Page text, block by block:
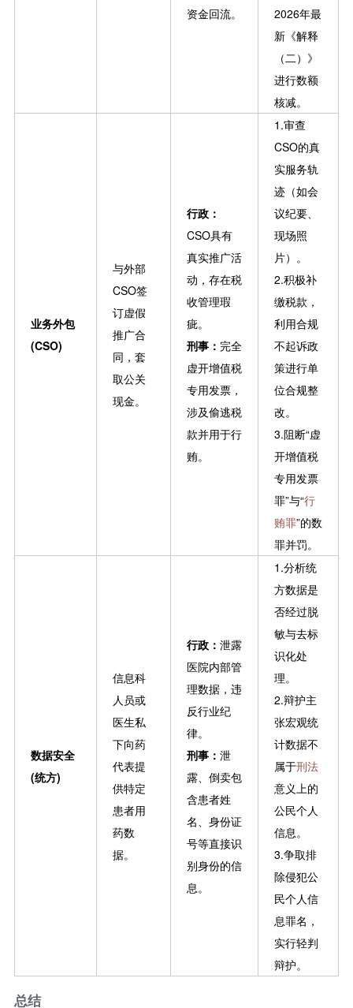
资金回流。
2026年最
新《解释
（二）》
进行数额
核减。
业务外包
(CSO)
与外部
CSO签
订虚假
推广合
同，套
取公关
现金。
行政：
CSO具有
真实推广活
动，存在税
收管理瑕
疵。
刑事： 完全
虚开增值税
专用发票，
涉及偷逃税
款并用于行
贿。
1.审查
CSO的真
实服务轨
迹（如会
议纪要、
现场照
片）。
2.积极补
缴税款，
利用合规
不起诉政
策进行单
位合规整
改。
3.阻断“虚
开增值税
专用发票
罪”与“行
贿罪”的数
罪并罚。
数据安全
(统方)
信息科
人员或
医生私
下向药
代表提
供特定
患者用
药数
据。
行政： 泄露
医院内部管
理数据，违
反行业纪
律。
刑事： 泄
露、倒卖包
含患者姓
名、身份证
号等直接识
别身份的信
息。
1.分析统
方数据是
否经过脱
敏与去标
识化处
理。
2.辩护主
张宏观统
计数据不
属于刑法
意义上的
公民个人
信息。
3.争取排
除侵犯公
民个人信
息罪名，
实行轻判
辩护。
总结